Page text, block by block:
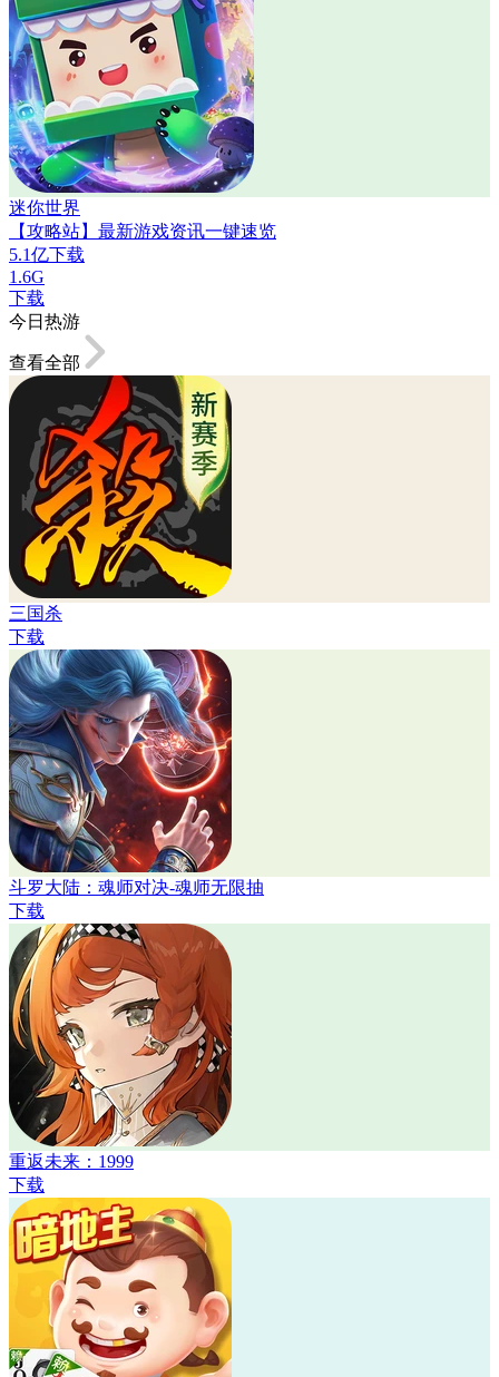
迷你世界
【攻略站】最新游戏资讯一键速览
5.1亿下载
1.6G
下载
今日热游
查看全部
三国杀
下载
斗罗大陆：魂师对决-魂师无限抽
下载
重返未来：1999
下载